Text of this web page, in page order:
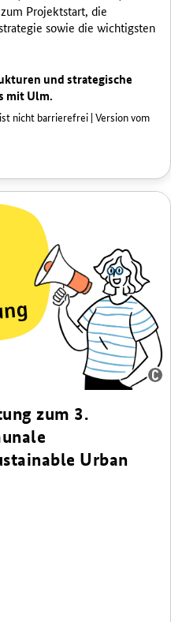
Projektstart, die
sowie die wichtigsten
und strategische
mit Ulm.
nicht barrierefrei | Version vom
zum 3.
Urban